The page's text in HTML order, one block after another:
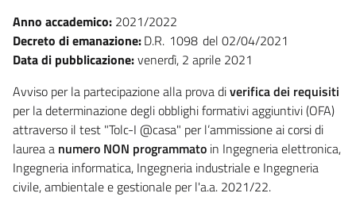
Anno accademico: 2021/2022
Decreto di emanazione:D.R. 1098
02/04/2021
Data di pubblicazione:venerdì, 2 aprile 2021
Avviso per la partecipazione alla prova diverifica dei requisiti
per la determinazione degli obblighi formativi aggiuntivi (OFA)
attraverso il test "Tolc-I @casa" per l’ammissione ai corsi di
laurea a numero NON programmato in Ingegneria elettronica,
Ingegneria informatica, Ingegneria industriale e Ingegneria
civile, ambientale e gestionale per l'a.a. 2021/22.